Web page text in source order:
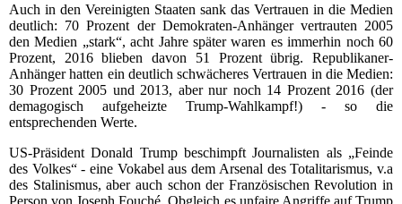
Auch in den Vereinigten Staaten sank das Vertrauen in die Medien
deutlich: 70 Prozent der Demokraten-Anhänger vertrauten 2005
den Medien „stark“, acht Jahre später waren es immerhin noch 60
Prozent, 2016 blieben davon 51 Prozent übrig. Republikaner-
Anhänger hatten ein deutlich schwächeres Vertrauen in die Medien:
30 Prozent 2005 und 2013, aber nur noch 14 Prozent 2016 (der
demagogisch aufgeheizte Trump-Wahlkampf!) - so die
entsprechenden Werte.
US-Präsident Donald Trump beschimpft Journalisten als „Feinde
des Volkes“ - eine Vokabel aus dem Arsenal des Totalitarismus, v.a
des Stalinismus, aber auch schon der Französischen Revolution in